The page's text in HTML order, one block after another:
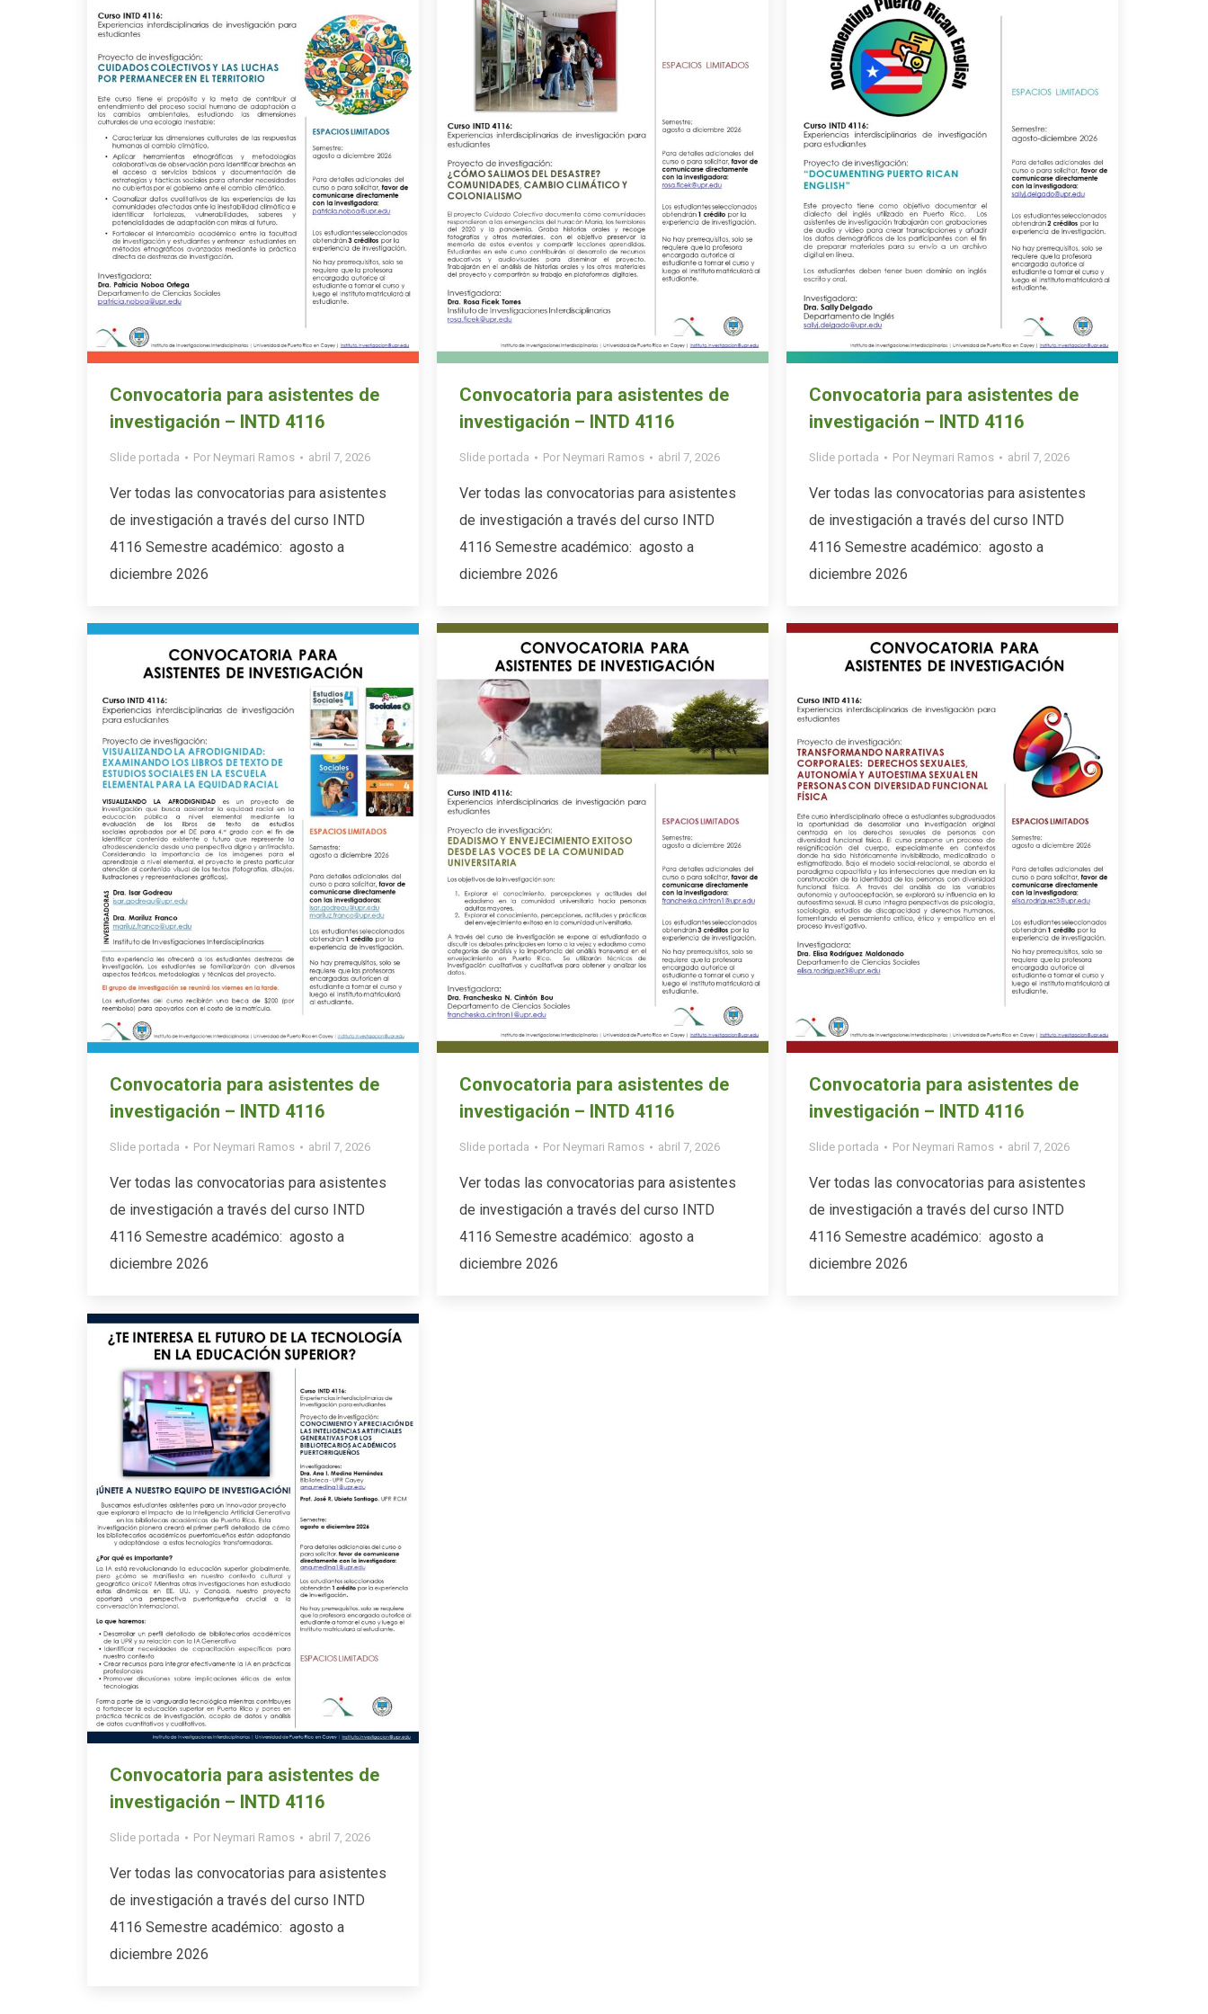
Convocatoria para asistentes de
investigación – INTD 4116
Slide portada Por Neymari Ramos abril 7, 2026
Ver todas las convocatorias para asistentes
de investigación a través del curso INTD
4116 Semestre académico: agosto a
diciembre 2026
Convocatoria para asistentes de
investigación – INTD 4116
Slide portada Por Neymari Ramos abril 7, 2026
Ver todas las convocatorias para asistentes
de investigación a través del curso INTD
4116 Semestre académico: agosto a
diciembre 2026
Convocatoria para asistentes de
investigación – INTD 4116
Slide portada Por Neymari Ramos abril 7, 2026
Ver todas las convocatorias para asistentes
de investigación a través del curso INTD
4116 Semestre académico: agosto a
diciembre 2026
Convocatoria para asistentes de
investigación – INTD 4116
Slide portada Por Neymari Ramos abril 7, 2026
Ver todas las convocatorias para asistentes
de investigación a través del curso INTD
4116 Semestre académico: agosto a
diciembre 2026
Convocatoria para asistentes de
investigación – INTD 4116
Slide portada Por Neymari Ramos abril 7, 2026
Ver todas las convocatorias para asistentes
de investigación a través del curso INTD
4116 Semestre académico: agosto a
diciembre 2026
Convocatoria para asistentes de
investigación – INTD 4116
Slide portada Por Neymari Ramos abril 7, 2026
Ver todas las convocatorias para asistentes
de investigación a través del curso INTD
4116 Semestre académico: agosto a
diciembre 2026
Convocatoria para asistentes de
investigación – INTD 4116
Slide portada Por Neymari Ramos abril 7, 2026
Ver todas las convocatorias para asistentes
de investigación a través del curso INTD
4116 Semestre académico: agosto a
diciembre 2026